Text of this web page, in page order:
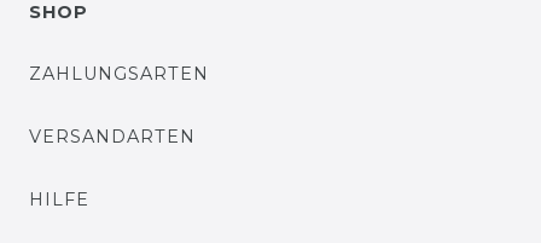
SHOP
ZAHLUNGSARTEN
VERSANDARTEN
HILFE